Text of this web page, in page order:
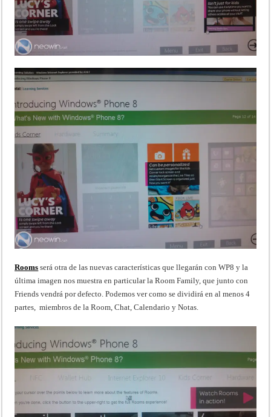
Rooms será otra de las nuevas características que llegarán con WP8 y la
última imagen nos muestra en particular la Room Family, que junto con
Friends vendrá por defecto. Podemos ver como se dividirá en al menos 4
partes, miembros de la Room, Chat, Calendario y Notas.